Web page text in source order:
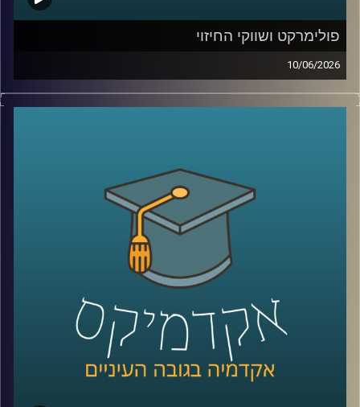
פולימרקט ושווקי החיזוי
10/06/2026
האם ישו יחזור בשנת 2026?
האם תהיה תקיפה באיראן לפני סוף החודש?
והאם האנושות תגלה חיים מחוץ לכדור הארץ?
כל אלה היו הימורים אמיתיים בפלטפורמתPolymarket
כן, אנשים ברחבי העולם שמים כסף אמיתי על העתיד. על
מלחמות, פוליטיקה, דת, אסונות ואפילו סוף העולם.
ובזמן שרובנו צורכים חדשות כדי להבין מה קורה, יש אנשים
שפשוט נכנסים לפולימרקט כדי לראות “מה הסיכויים” ועל
הדרך גם מרוויחים כסף.
אז מה זה בכלל שוק חיזוי?
למה אנשים התחילו להאמין לפלטפורמות האלה יותר מלסקרים